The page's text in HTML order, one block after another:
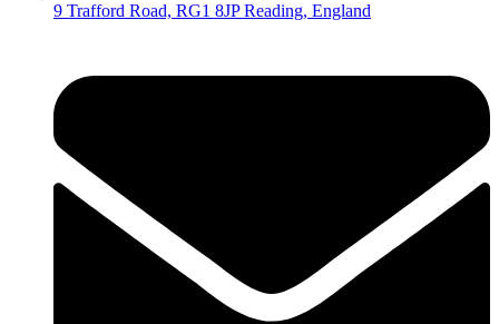
9 Trafford Road, RG1 8JP Reading, England